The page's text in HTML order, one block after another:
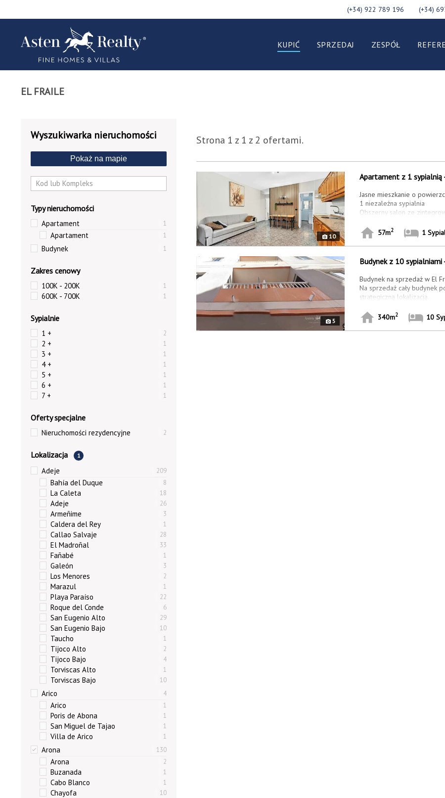
(+34) 922 789 196 (+34)
KUPIĆ SPRZEDAJ ZESPÓŁ
EL FRAILE
Wyszukiwarka nieruchomości
Pokaż na mapie
Typy nieruchomości
Apartament 1
Apartament 1
Budynek 1
Zakres cenowy
100K - 200K 1
600K - 700K 1
Sypialnie
1 + 2
2 + 1
3 + 1
4 + 1
5 + 1
6 + 1
7 + 1
Oferty specjalne
Nieruchomości rezydencyjne 2
Lokalizacja 1
Adeje 209
Bahía del Duque 8
La Caleta 18
Adeje 26
Armeñime 3
Caldera del Rey 1
Callao Salvaje 28
El Madroñal 33
Fañabé 1
Galeón 3
Los Menores 2
Marazul 1
Playa Paraíso 22
Roque del Conde 6
San Eugenio Alto 29
San Eugenio Bajo 10
Taucho 1
Tijoco Alto 2
Tijoco Bajo 4
Torviscas Alto 1
Torviscas Bajo 10
Arico 4
Arico 1
Poris de Abona 1
San Miguel de Tajao 1
Villa de Arico 1
Arona 130
Arona 2
Buzanada 1
Cabo Blanco 1
Chayofa 10
Strona 1 z 1 z 2 ofertami.
10
Apartament z 1 sypialnią
Jasne mieszkanie o
1 niezależna sypialnia
Obszerny salon ze
Pralnia w patio.
Budynek...
57m2 1
5
Budynek z 10 sypialniami
Budynek na sprzedaż w El
Na sprzedaż cały budynek
strategiczną lokalizacją.
340m2 10